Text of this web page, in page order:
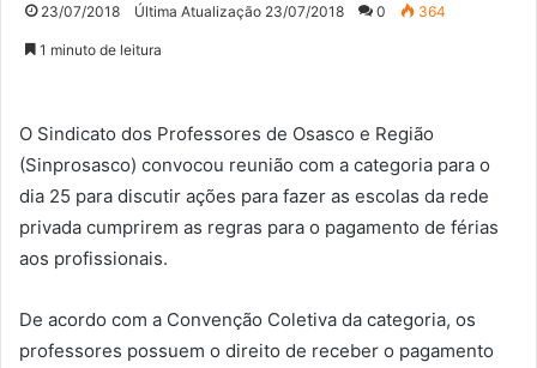
23/07/2018 Última Atualização 23/07/2018 0 364
1 minuto de leitura
O Sindicato dos Professores de Osasco e Região
(Sinprosasco) convocou reunião com a categoria para o
dia 25 para discutir ações para fazer as escolas da rede
privada cumprirem as regras para o pagamento de férias
aos profissionais.
De acordo com a Convenção Coletiva da categoria, os
professores possuem o direito de receber o pagamento